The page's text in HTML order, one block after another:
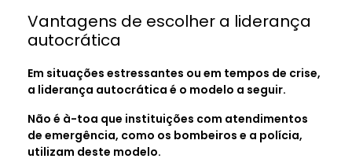
Vantagens de escolher a liderança
autocrática
Em situações estressantes ou em tempos de crise,
a liderança autocrática é o modelo a seguir.
Não é à-toa que instituições com atendimentos
de emergência, como os bombeiros e a polícia,
utilizam deste modelo.